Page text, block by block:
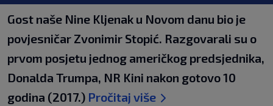
Gost naše Nine Kljenak u Novom danu bio je
povjesničar Zvonimir Stopić. Razgovarali su o
prvom posjetu jednog američkog predsjednika,
Donalda Trumpa, NR Kini nakon gotovo 10
godina (2017.) Pročitaj više